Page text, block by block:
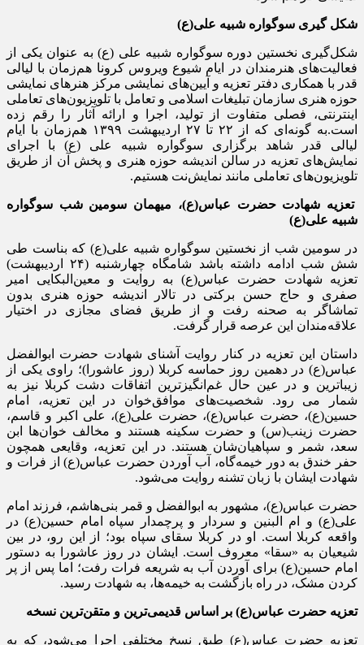
شکل گیری سوگواره شبیه علی(ع)
شکل‌گیری نخستین دوره سوگواره شبیه علی (ع) به‌ عنوان یکی از
فعالیت‌های هنرمندان در ایام شیوع ویروس کرونا هم‌زمان با لیالی
قدر با همکاری دفتر تعزیه و آیین‌های نمایشی مرکز هنرهای نمایشی
حوزه هنری سازمان تبلیغات اسلامی و تعامل با تلویزیون‌های تعاملی
اینترنتی، فصلی متفاوت از تولید، اجرا و ارائه آثار را رقم زده
است.به گونه‌ای که از ۲۲ تا ۲۷ اردیبهشت‌ ۱۳۹۹ هم‌زمان با ایام
لیالی قدر شاهد برگزاری سوگواره شبیه علی (ع) با اجرای
نمایش‌های تعزیه در سالن اندیشه حوزه هنری و پخش آن از طریق
تلویزیون‌های تعاملی مانند نمایش‌نت هستیم.
تعزیه شهادت حضرت عباس(ع)، میهمان سومین شب سوگواره
شبیه علی(ع)
در سومین شب از نخستین سوگواره شبیه علی(ع) که بناست طی
شش شب ادامه داشته باشد شامگاه چهارشنبه‌ (۲۴ اردیبهشت‌)
تعزیه شهادت حضرت عباس(ع) به روایت و معین‌البکایی امیر
صفری و حاج حسن برکتی در تالار اندیشه حوزه هنری بدون
تماشاگر به صحنه رفت و از طریق فضای مجازی در اختیار
علاقه‌مندان این عرصه قرار گرفت.
داستان این تعزیه در کنار روایت آشنای شهادت حضرت ابوالفضل
عباس(ع) در دهمین روز حماسه کربلا (روز عاشورا)؛ راوی یکی از
زیباترین و در عین حال غم‌انگیزترین اتفاقات دشت کربلا نیز به
شمار می رود. شخصیت‌های موافق‌خوان در این تعزیه، امام
حسین(ع)، حضرت عباس(ع)، حضرت علی(ع)، علی اکبر و قاسم،
حضرت زینب(س) و حضرت سکینه هستند و مخالف‌ خوان‌ها ابن
سعد، شمر و سپاهیان‌شان هستند. در این تعزیه، وقایعی همچون
حفر خندق به دور خیمه‌گاه، آب آوردن حضرت عباس(ع) از فرات و
شهادت ایشان با زبان تشنه روایت می‌شود.
حضرت عباس(ع)، مشهور به ابوالفضل و قمر بنی‌هاشم، فرزند امام
علی(ع) و ام البنین و سردار و پرچمدار سپاه امام حسین(ع) در
واقعه کربلا است. او در کربلا سقای سپاه بود؛ از این رو، در بین
شیعیان به «سقا» معروف است. ایشان در روز عاشورا به دستور
امام حسین(ع) برای آوردن آب به شریعه فرات رفت؛ اما پس از پر
کردن مشک، در راه بازگشت به خیمه‌ها، به شهادت رسید.
تعزیه حضرت عباس(ع) بر اساس قدیمی‌ترین و متقن‌ترین نسخه
تعزیه حضرت عباس(ع) طبق نسخ مختلفی اجرا می‌شود، که به